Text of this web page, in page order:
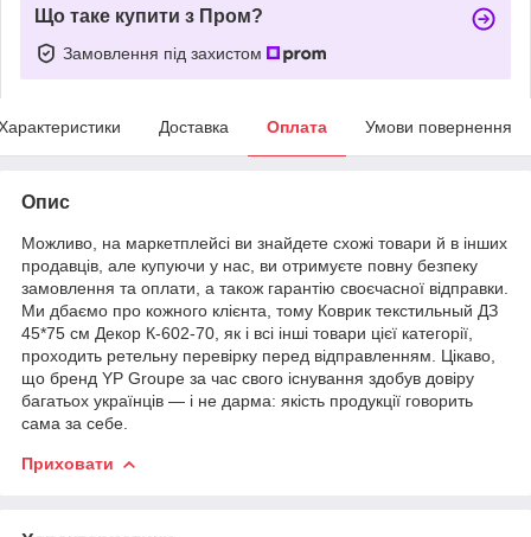
Що таке купити з Пром?
Замовлення під захистом
Доставка Оплата Умови повернення
Опис
Можливо, на маркетплейсі ви знайдете схожі товари й в інших
продавців, але купуючи у нас, ви отримуєте повну безпеку
замовлення та оплати, а також гарантію своєчасної відправки.
Ми дбаємо про кожного клієнта, тому Коврик текстильный ДЗ
45*75 см Декор К-602-70, як і всі інші товари цієї категорії,
проходить ретельну перевірку перед відправленням. Цікаво,
що бренд YP Groupe за час свого існування здобув довіру
багатьох українців — і не дарма: якість продукції говорить
сама за себе.
Приховати